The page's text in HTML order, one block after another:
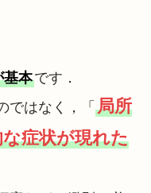
基本です．
はなく，「 局所
症状が現れた